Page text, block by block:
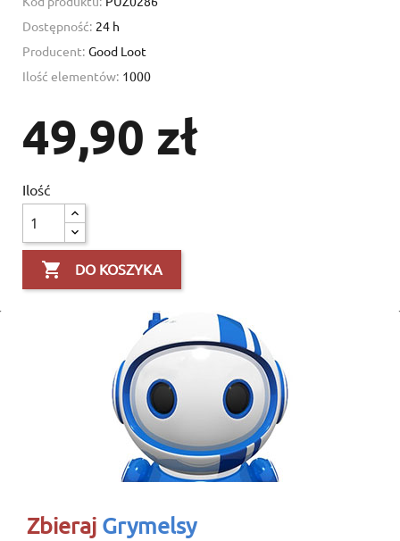
Dostępność: 24 h
Producent: Good Loot
Ilość elementów: 1000
49,90 zł
Ilość
 DO KOSZYKA
Zbieraj Grymelsy